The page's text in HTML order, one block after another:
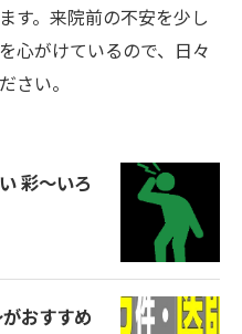
す。来院前の不安を少し
心がけているので、日々
さい。
彩～いろ
おすすめ